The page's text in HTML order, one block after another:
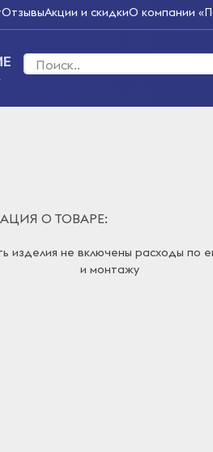
ОтзывыАкции и скидкиО компании
О ТОВАРЕ:
изделия не включены расходы по
и монтажу